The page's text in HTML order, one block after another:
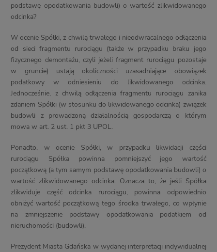
podstawę opodatkowania budowli) o wartość zlikwidowanego
odcinka?
W ocenie Spółki, z chwilą trwałego i nieodwracalnego odłączenia
od sieci fragmentu rurociągu (także w przypadku braku jego
fizycznego demontażu, czyli jeżeli fragment rurociągu pozostaje
w gruncie) ustają okoliczności uzasadniające obowiązek
podatkowy w odniesieniu do likwidowanego odcinka.
Jednocześnie, z chwilą odłączenia fragmentu rurociągu zanika
zdaniem Spółki (w stosunku do likwidowanego odcinka) związek
budowli z prowadzoną działalnością gospodarczą o którym
mowa w art. 2 ust. 1 pkt 3 UPOL.
Ponadto, w ocenie Spółki, w przypadku likwidacji części
rurociągu Spółka powinna pomniejszyć jego wartość
początkową (a tym samym podstawę opodatkowania budowli) o
wartość zlikwidowanego odcinka. Oznacza to, że jeśli Spółka
zlikwiduje część odcinka rurociągu, powinna odpowiednio
obniżyć wartość początkową tego środka trwałego, co wpłynie
na zmniejszenie podstawy opodatkowania podatkiem od
nieruchomości (budowli).
Prezydent Miasta Gdańska w wydanej interpretacji indywidualnej